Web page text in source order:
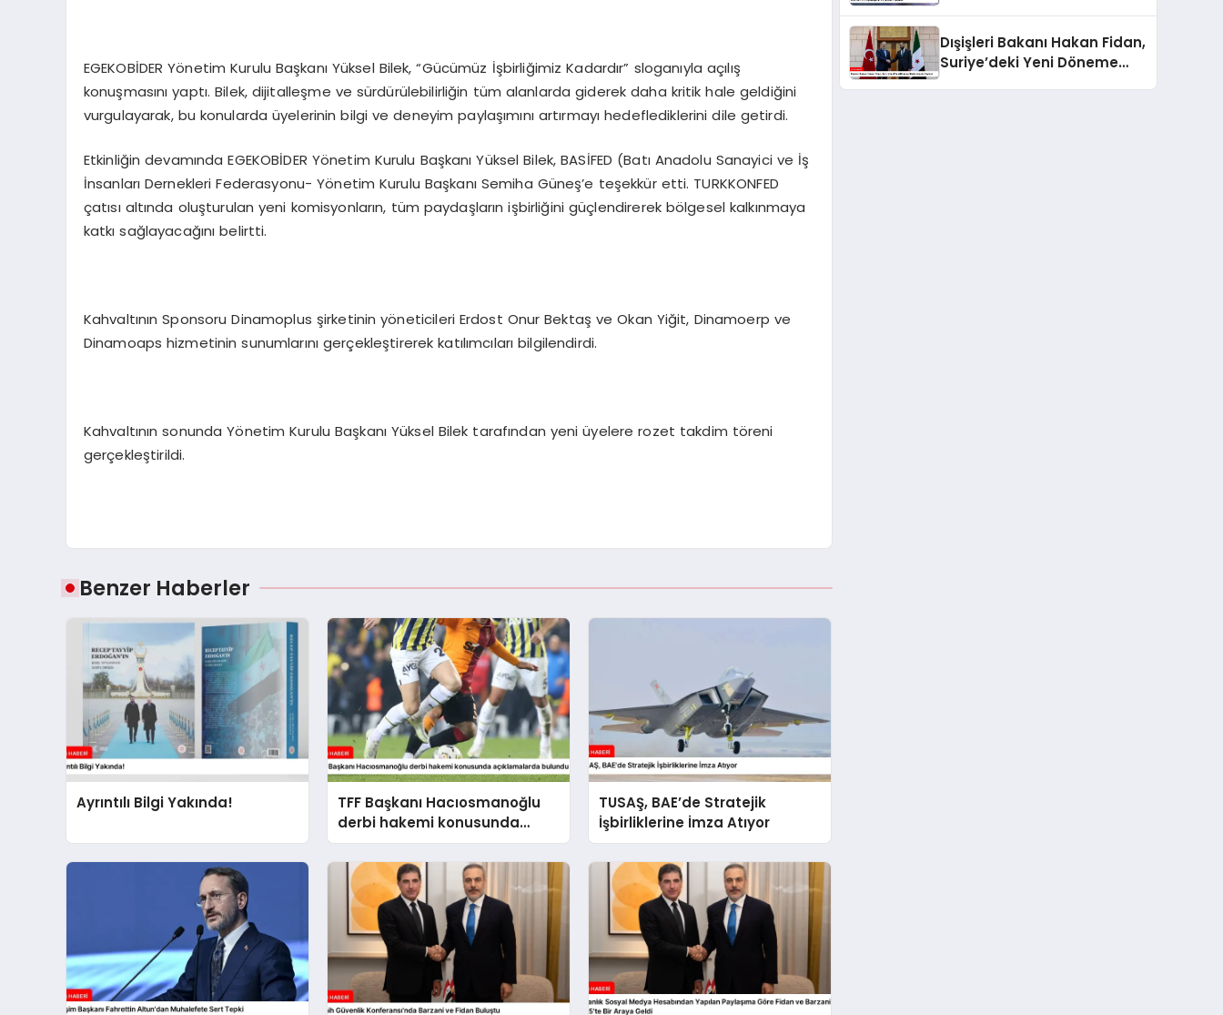
EGEKOBİDER Yönetim Kurulu Başkanı Yüksel Bilek, “Gücümüz İşbirliğimiz Kadardır” sloganıyla açılış
konuşmasını yaptı. Bilek, dijitalleşme ve sürdürülebilirliğin tüm alanlarda giderek daha kritik hale geldiğini
vurgulayarak, bu konularda üyelerinin bilgi ve deneyim paylaşımını artırmayı hedeflediklerini dile getirdi.
Etkinliğin devamında EGEKOBİDER Yönetim Kurulu Başkanı Yüksel Bilek, BASİFED (Batı Anadolu Sanayici ve İş
İnsanları Dernekleri Federasyonu- Yönetim Kurulu Başkanı Semiha Güneş’e teşekkür etti. TURKKONFED
çatısı altında oluşturulan yeni komisyonların, tüm paydaşların işbirliğini güçlendirerek bölgesel kalkınmaya
katkı sağlayacağını belirtti.
Kahvaltının Sponsoru Dinamoplus şirketinin yöneticileri Erdost Onur Bektaş ve Okan Yiğit, Dinamoerp ve
Dinamoaps hizmetinin sunumlarını gerçekleştirerek katılımcıları bilgilendirdi.
Kahvaltının sonunda Yönetim Kurulu Başkanı Yüksel Bilek tarafından yeni üyelere rozet takdim töreni
gerçekleştirildi.
Benzer Haberler
Ayrıntılı Bilgi Yakında!
TFF Başkanı Hacıosmanoğlu
derbi hakemi konusunda
açıklamalarda bulundu
TUSAŞ, BAE’de Stratejik
İşbirliklerine İmza Atıyor
Dışişleri Bakanı Hakan Fidan,
Suriye’deki Yeni Döneme